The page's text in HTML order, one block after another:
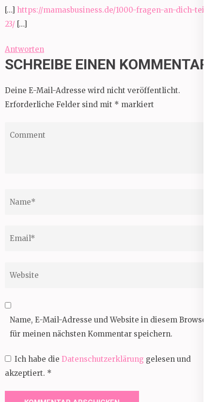
[…] https://mamasbusiness.de/1000-fragen-an-dich-teil-
23/ […]
Antworten
SCHREIBE EINEN KOMMENTAR
Deine E-Mail-Adresse wird nicht veröffentlicht.
Erforderliche Felder sind mit * markiert
Name, E-Mail-Adresse und Website in diesem Browser
für meinen nächsten Kommentar speichern.
Ich habe die Datenschutzerklärung gelesen und
akzeptiert. *